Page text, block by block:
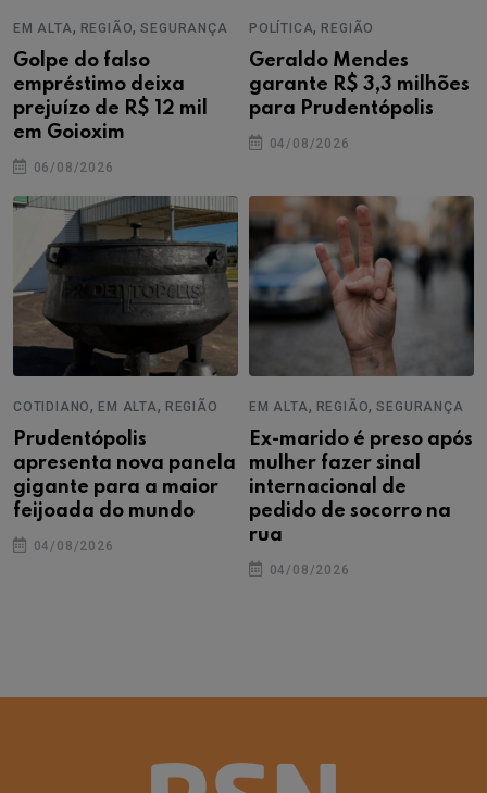
EM ALTA, REGIÃO,SEGURANÇA
Golpe do falso
empréstimo deixa
prejuízo de R$ 12 mil
em Goioxim
06/08/2026
POLÍTICA, REGIÃO
Geraldo Mendes
garante R$ 3,3 milhões
para Prudentópolis
04/08/2026
COTIDIANO , EM ALTA , REGIÃO
Prudentópolis
apresenta nova panela
gigante para a maior
feijoada do mundo
04/08/2026
EM ALTA , REGIÃO,SEGURANÇA
Ex-marido é preso após
mulher fazer sinal
internacional de
pedido de socorro na
rua
04/08/2026